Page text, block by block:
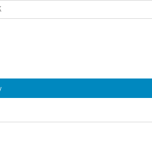
MOTOREK CFMOTO A GOES | ČTYŘKOLKY4U